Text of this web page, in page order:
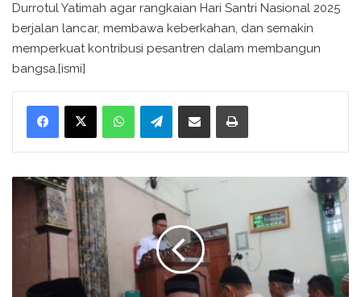
Durrotul Yatimah agar rangkaian Hari Santri Nasional 2025
berjalan lancar, membawa keberkahan, dan semakin
memperkuat kontribusi pesantren dalam membangun
bangsa.[ismi]
WhatsApp Telegram